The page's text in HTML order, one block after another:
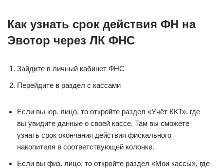
Как узнать срок действия ФН на
Эвотор через ЛК ФНС
Зайдите в личный кабинет ФНС
Перейдите в раздел с кассами
Если вы юр. лицо, то откройте раздел «Учёт ККТ», где
вы увидите данные о своей кассе. Там вы сможете
узнать срок окончания действия фискального
накопителя в соответствующей колонке.
Если вы физ. лицо, то откройте раздел «Мои кассы», где